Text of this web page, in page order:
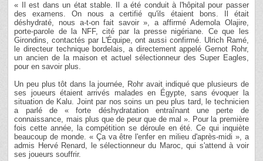
« Il est dans un état stable. Il a été conduit à l'hôpital pour passer
des examens. On nous a certifié qu'ils étaient bons. Il était
déshydraté, nous a-t-on fait savoir », a affirmé Ademola Olajire,
porte-parole de la NFF, cité par la presse nigériane. Ce que les
Girondins, contactés par L'Équipe, ont aussi confirmé. Ulrich Ramé,
le directeur technique bordelais, a directement appelé Gernot Rohr,
un ancien de la maison et actuel sélectionneur des Super Eagles,
pour en savoir plus.
Un peu plus tôt dans la journée, Rohr avait indiqué que plusieurs de
ses joueurs étaient arrivés malades en Égypte, sans évoquer la
situation de Kalu. Joint par nos soins un peu plus tard, le technicien
a parlé de « forte déshydratation entraînant une perte de
connaissance, mais plus que de peur que de mal ». Pour la première
fois cette année, la compétition se déroule en été. Ce qui inquiète
beaucoup de monde. « Ça va être l'enfer en milieu d'après-midi », a
admis Hervé Renard, le sélectionneur du Maroc, qui s'attend à voir
ses joueurs souffrir.